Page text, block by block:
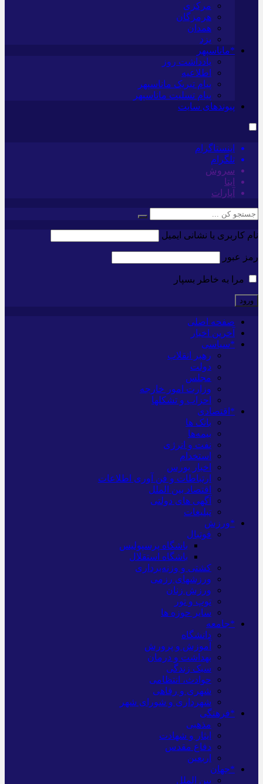
مرکزی
هرمزگان
همدان
یزد
*ماناسپهر
یادداشت روز
اطلاعیه
پیام تبریک ماناسپهر
پیام تسلیت ماناسپهر
پیوندهای سایت
اینستاگرام
تلگرام
سروش
ایتا
آپارات
نام کاربری یا نشانی ایمیل
رمز عبور
مرا به خاطر بسپار
صفحه اصلی
آخرین اخبار
*سیاسی
رهبر انقلاب
دولت
مجلس
وزارت امور خارجه
احزاب و تشکلها
*اقتصادی
بانک ها
بیمه‌ها
نفت و انرژی
استخدام
اخبار بورس
ارتباطات و فن آوری اطلاعات
اقتصاد بین الملل
آگهی های دولتی
تبلیغات
*ورزش
فوتبال
باشگاه پرسپولیس
باشگاه استقلال
کشتی و وزنه‌برداری
ورزشهای رزمی
ورزش زنان
توپ و تور
سایر حوزه ها
*جامعه
دانشگاه
آموزش و پرورش
بهداشت و درمان
سبک زندگی
حوادث، انتظامی
شهری و رفاهی
شهرداری و شورای شهر
*فرهنگی
مذهبی
ایثار و شهادت
دفاع مقدس
اربعین
*جهان
بین الملل